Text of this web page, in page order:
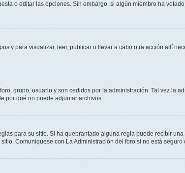
o editar las opciones. Sin embargo, si algún miembro ha
y para visualizar, leer, publicar o llevar a cabo otra acción allí
grupo, usuario y son cedidos por la administración. Tal vez la
por qué no puede adjuntar archivos.
para su sitio. Si ha quebrantado alguna regla puede recibir
Comuníquese con La Administración del foro si no está